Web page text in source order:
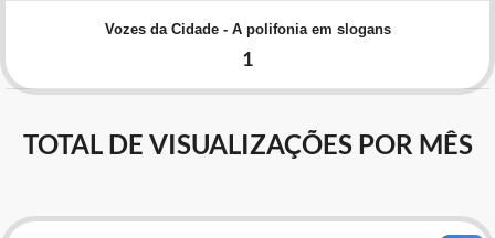
Advocacia-Geral da União
Banco Central do Brasil
Vozes da Cidade - A polifonia em slogans
1
TOTAL DE VISUALIZAÇÕES POR MÊS